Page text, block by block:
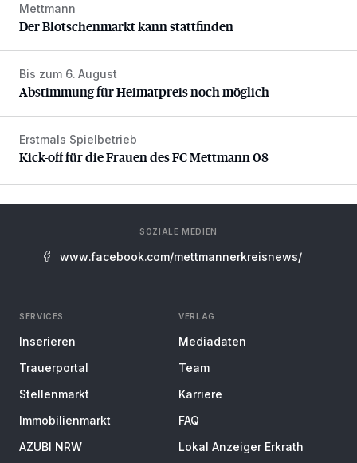
Der Blotschenmarkt kann stattfinden
Mettmann
Der Blotschenmarkt kann stattfinden
Abstimmung für Heimatpreis noch möglich
Bis zum 6. August
Abstimmung für Heimatpreis noch möglich
Kick-off für die Frauen des FC Mettmann 08
Erstmals Spielbetrieb
Kick-off für die Frauen des FC Mettmann 08
SOZIALE MEDIEN
www.facebook.com/mettmannerkreisnews/
SERVICES
Inserieren
Trauerportal
Stellenmarkt
Immobilienmarkt
AZUBI NRW
VERLAG
Mediadaten
Team
Karriere
FAQ
Lokal Anzeiger Erkrath